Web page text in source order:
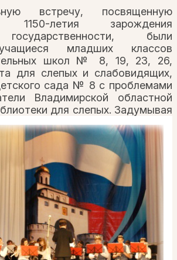
встречу, посвященную
1150-летия зарождения
были
младших классов
школ № 8, 19, 23, 26,
для слепых и слабовидящих,
сада № 8 с проблемами
Владимирской областной
для слепых. Задумывая